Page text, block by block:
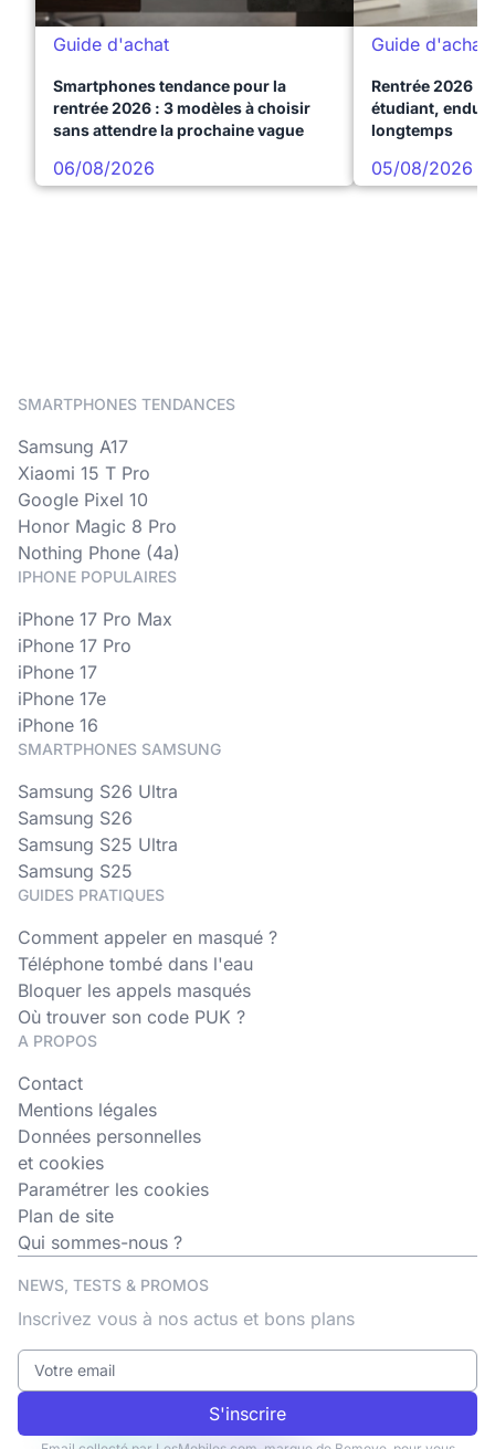
Guide d'achat
Smartphones tendance pour la
rentrée 2026 : 3 modèles à choisir
sans attendre la prochaine vague
06/08/2026
Guide d'achat
Rentrée 2026 :
étudiant,
longtemps
05/08/2026
SMARTPHONES TENDANCES
Samsung A17
Xiaomi 15 T Pro
Google Pixel 10
Honor Magic 8 Pro
Nothing Phone (4a)
IPHONE POPULAIRES
iPhone 17 Pro Max
iPhone 17 Pro
iPhone 17
iPhone 17e
iPhone 16
SMARTPHONES SAMSUNG
Samsung S26 Ultra
Samsung S26
Samsung S25 Ultra
Samsung S25
GUIDES PRATIQUES
Comment appeler en masqué ?
Téléphone tombé dans l'eau
Bloquer les appels masqués
Où trouver son code PUK ?
A PROPOS
Contact
Mentions légales
Données personnelles
et cookies
Paramétrer les cookies
Plan de site
Qui sommes-nous ?
NEWS, TESTS & PROMOS
Inscrivez vous à nos actus et bons plans
S'inscrire